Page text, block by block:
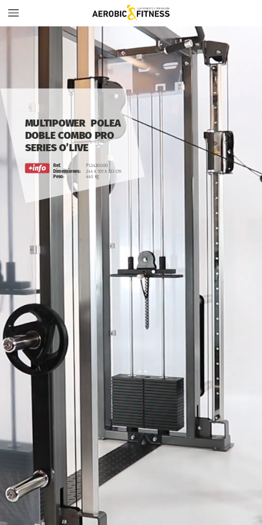
MULTIPOWER POLEA
DOBLE COMBO PRO
SERIESO’LIVE
Ref.
Dimensiones:
Peso:
PL34200.00
244 x 101 x 233 cm
440 kg